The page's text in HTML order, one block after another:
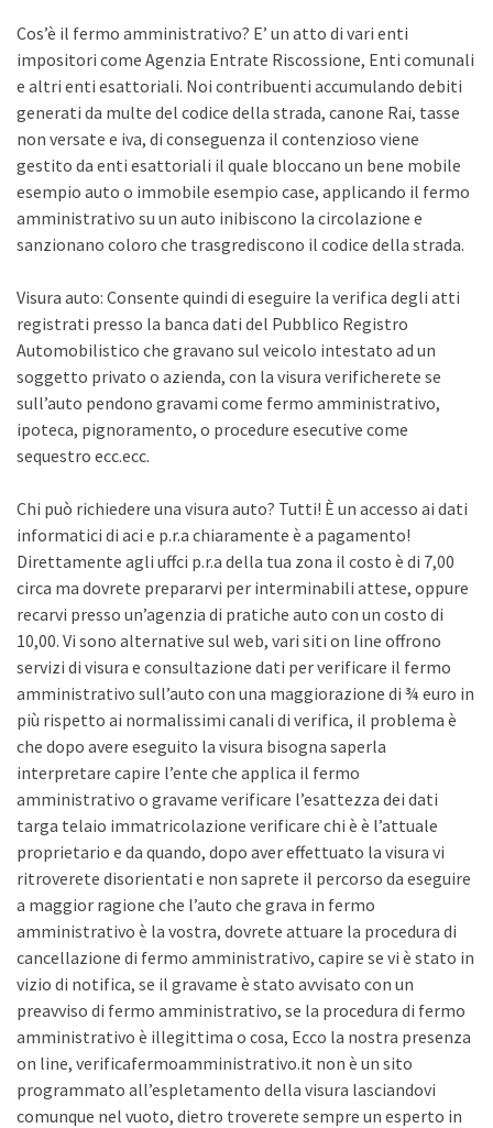
Cos’è il fermo amministrativo? E’ un atto di vari enti
impositori come Agenzia Entrate Riscossione, Enti comunali
e altri enti esattoriali. Noi contribuenti accumulando debiti
generati da multe del codice della strada, canone Rai, tasse
non versate e iva, di conseguenza il contenzioso viene
gestito da enti esattoriali il quale bloccano un bene mobile
esempio auto o immobile esempio case, applicando il fermo
amministrativo su un auto inibiscono la circolazione e
sanzionano coloro che trasgrediscono il codice della strada.
Visura auto: Consente quindi di eseguire la verifica degli atti
registrati presso la banca dati del Pubblico Registro
Automobilistico che gravano sul veicolo intestato ad un
soggetto privato o azienda, con la visura verificherete se
sull’auto pendono gravami come fermo amministrativo,
ipoteca, pignoramento, o procedure esecutive come
sequestro ecc.ecc.
Chi può richiedere una visura auto? Tutti! È un accesso ai dati
informatici di aci e p.r.a chiaramente è a pagamento!
Direttamente agli uffci p.r.a della tua zona il costo è di 7,00
circa ma dovrete prepararvi per interminabili attese, oppure
recarvi presso un’agenzia di pratiche auto con un costo di
10,00. Vi sono alternative sul web, vari siti on line offrono
servizi di visura e consultazione dati per verificare il fermo
amministrativo sull’auto con una maggiorazione di ¾ euro in
più rispetto ai normalissimi canali di verifica, il problema è
che dopo avere eseguito la visura bisogna saperla
interpretare capire l’ente che applica il fermo
amministrativo o gravame verificare l’esattezza dei dati
targa telaio immatricolazione verificare chi è è l’attuale
proprietario e da quando, dopo aver effettuato la visura vi
ritroverete disorientati e non saprete il percorso da eseguire
a maggior ragione che l’auto che grava in fermo
amministrativo è la vostra, dovrete attuare la procedura di
cancellazione di fermo amministrativo, capire se vi è stato in
vizio di notifica, se il gravame è stato avvisato con un
preavviso di fermo amministrativo, se la procedura di fermo
amministrativo è illegittima o cosa, Ecco la nostra presenza
on line, verificafermoamministrativo.it non è un sito
programmato all’espletamento della visura lasciandovi
comunque nel vuoto, dietro troverete sempre un esperto in